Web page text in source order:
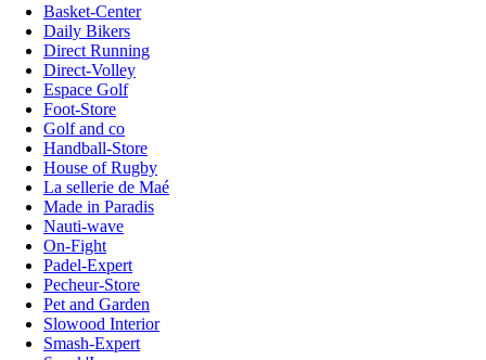
Basket-Center
Daily Bikers
Direct Running
Direct-Volley
Espace Golf
Foot-Store
Golf and co
Handball-Store
House of Rugby
La sellerie de Maé
Made in Paradis
Nauti-wave
On-Fight
Padel-Expert
Pecheur-Store
Pet and Garden
Slowood Interior
Smash-Expert